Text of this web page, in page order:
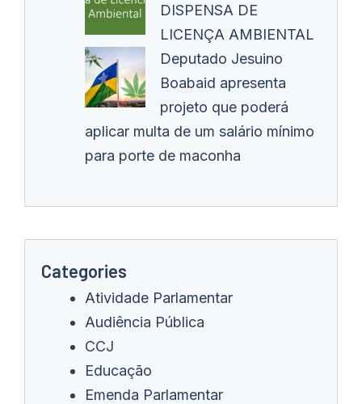
DISPENSA DE
LICENÇA AMBIENTAL
Deputado Jesuino
Boabaid apresenta
projeto que poderá
aplicar multa de um salário mínimo
para porte de maconha
Categories
Atividade Parlamentar
Audiência Pública
CCJ
Educação
Emenda Parlamentar